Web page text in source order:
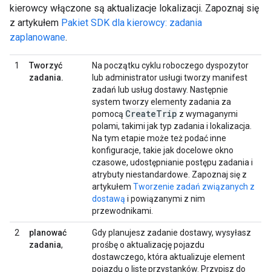
kierowcy włączone są aktualizacje lokalizacji. Zapoznaj się
z artykułem Pakiet SDK dla kierowcy: zadania
zaplanowane.
1
Tworzyć
zadania.
Na początku cyklu roboczego dyspozytor
lub administrator usługi tworzy manifest
zadań lub usług dostawy. Następnie
system tworzy elementy zadania za
pomocą CreateTrip z wymaganymi
polami, takimi jak typ zadania i lokalizacja.
Na tym etapie może też podać inne
konfiguracje, takie jak docelowe okno
czasowe, udostępnianie postępu zadania i
atrybuty niestandardowe. Zapoznaj się z
artykułem Tworzenie zadań związanych z
dostawą i powiązanymi z nim
przewodnikami.
2
planować
zadania,
Gdy planujesz zadanie dostawy, wysyłasz
prośbę o aktualizację pojazdu
dostawczego, która aktualizuje element
pojazdu o listę przystanków. Przypisz do